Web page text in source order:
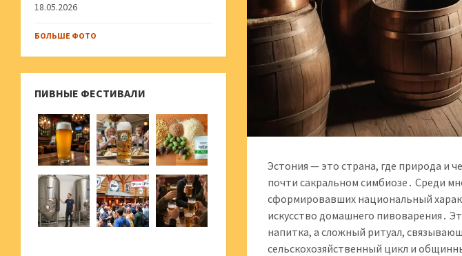
Эстония — это страна, где природа и
почти сакральном симбиозе․ Среди
сформировавших национальный
искусство домашнего пивоварения․
напитка, а сложный ритуал,
сельскохозяйственный цикл и
18.05.2026
БОЛЬШЕ ФОТО
ПИВНЫЕ ФЕСТИВАЛИ